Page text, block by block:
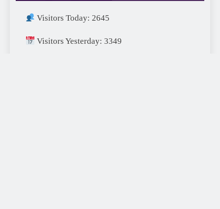
Visitors Today: 2645
Visitors Yesterday: 3349